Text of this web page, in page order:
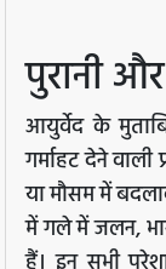
पुरानी
आयुर्वेद के
गर्माहट देने
या मौसम में
में गले में जलन,